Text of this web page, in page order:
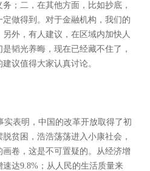
；二，在其他方面，比如抄底，
做得到。对于金融机构，我们的
外，有人建议，在区域内加快人
韬光养晦，现在已经藏不住了，
议值得大家认真讨论。
表明，中国的改革开放取得了初
贫困，浩浩荡荡进入小康社会，
卷，这是不可置疑的。从经济增
达9.8%；从人民的生活质量来